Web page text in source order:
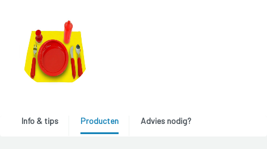
Info & tips Producten Advies nodig?